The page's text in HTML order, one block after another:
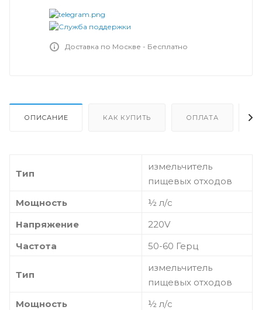
Доставка по Москве - Бесплатно
ОПИСАНИЕ КАК КУПИТЬ ОПЛАТА
Тип
измельчитель
пищевых отходов
Мощность
½ л/с
Напряжение
220V
Частота
50-60 Герц
Тип
измельчитель
пищевых отходов
Мощность
½ л/с